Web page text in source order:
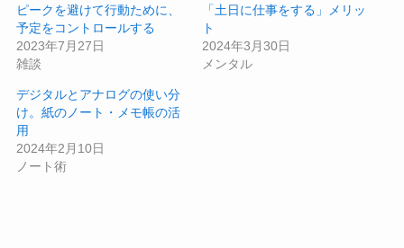
ピークを避けて行動ために、
予定をコントロールする
2023年7月27日
雑談
「土日に仕事をする」メリッ
ト
2024年3月30日
メンタル
デジタルとアナログの使い分
け。紙のノート・メモ帳の活
用
2024年2月10日
ノート術